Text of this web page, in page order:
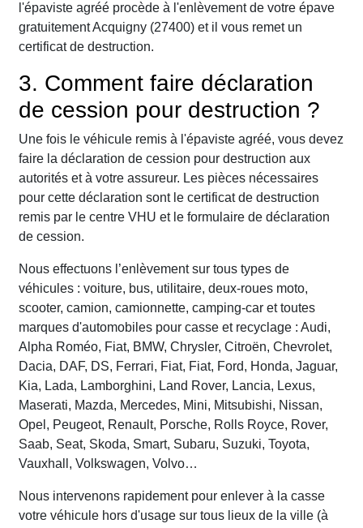
l'épaviste agréé procède à l'enlèvement de votre épave
gratuitement Acquigny (27400) et il vous remet un
certificat de destruction.
3. Comment faire déclaration
de cession pour destruction ?
Une fois le véhicule remis à l'épaviste agréé, vous devez
faire la déclaration de cession pour destruction aux
autorités et à votre assureur. Les pièces nécessaires
pour cette déclaration sont le certificat de destruction
remis par le centre VHU et le formulaire de déclaration
de cession.
Nous effectuons l’enlèvement sur tous types de
véhicules : voiture, bus, utilitaire, deux-roues moto,
scooter, camion, camionnette, camping-car et toutes
marques d'automobiles pour casse et recyclage : Audi,
Alpha Roméo, Fiat, BMW, Chrysler, Citroën, Chevrolet,
Dacia, DAF, DS, Ferrari, Fiat, Fiat, Ford, Honda, Jaguar,
Kia, Lada, Lamborghini, Land Rover, Lancia, Lexus,
Maserati, Mazda, Mercedes, Mini, Mitsubishi, Nissan,
Opel, Peugeot, Renault, Porsche, Rolls Royce, Rover,
Saab, Seat, Skoda, Smart, Subaru, Suzuki, Toyota,
Vauxhall, Volkswagen, Volvo…
Nous intervenons rapidement pour enlever à la casse
votre véhicule hors d'usage sur tous lieux de la ville (à